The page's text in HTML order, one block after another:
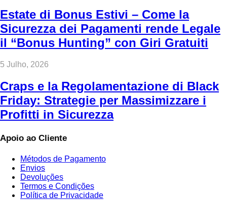
Estate di Bonus Estivi – Come la
Sicurezza dei Pagamenti rende Legale
il “Bonus Hunting” con Giri Gratuiti
5 Julho, 2026
Craps e la Regolamentazione di Black
Friday: Strategie per Massimizzare i
Profitti in Sicurezza
Apoio ao Cliente
Métodos de Pagamento
Envios
Devoluções
Termos e Condições
Política de Privacidade